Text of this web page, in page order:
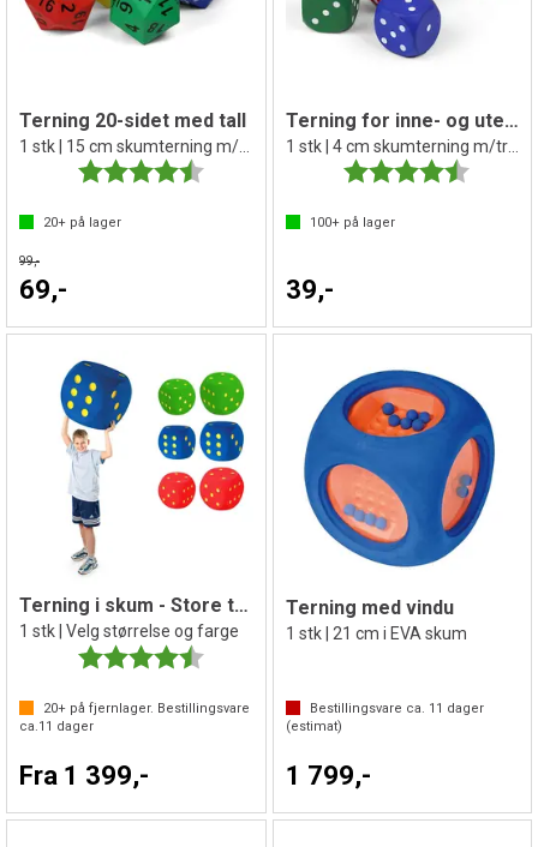
Terning 20-sidet med tall
Karakter:
4.1 av 5 mulige
20+ på lager
99,-
69,-
Terning for inne- og utebruk
1 stk | 4 cm skumterning m/trekk
Karakter:
100+på lager
39,-
Terning i skum - Store terninger
1 stk | Velg størrelse og farge
Karakter:
4.4 av 5 mulige
20+ på fjernlager. Bestillingsvare
ca.11 dager
Fra 1 399,-
Terning med vindu
1 stk | 21 cm i EVA skum
Bestillingsvare ca. 11 dager
(estimat)
1 799,-